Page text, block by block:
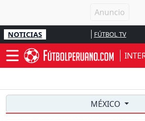
NOTICIAS FÚTBOL TV
MÉXICO